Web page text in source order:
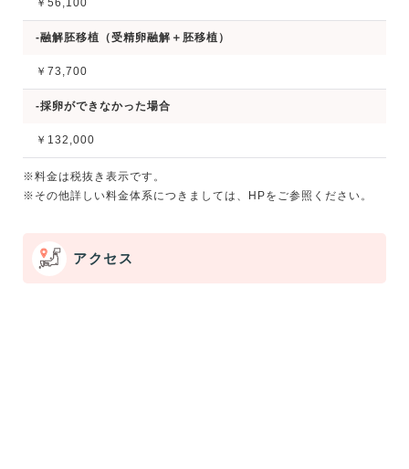
￥56,100
-融解胚移植（受精卵融解＋胚移植）
￥73,700
-採卵ができなかった場合
￥132,000
※料金は税抜き表示です。
※その他詳しい料金体系につきましては、HPをご参照ください。
アクセス